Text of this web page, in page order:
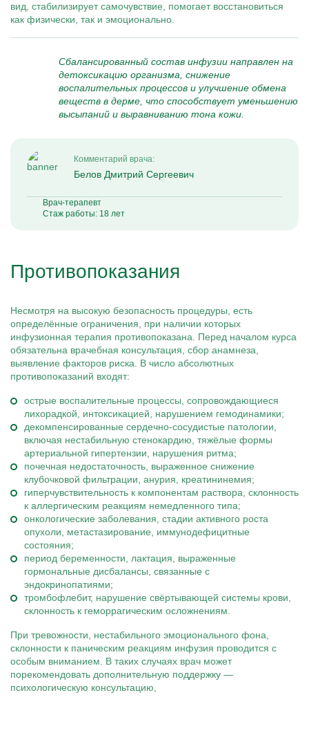
вид, стабилизирует самочувствие, помогает восстановиться
как физически, так и эмоционально.
Сбалансированный состав инфузии направлен на
детоксикацию организма, снижение
воспалительных процессов и улучшение обмена
веществ в дерме, что способствует уменьшению
высыпаний и выравниванию тона кожи.
Комментарий врача:
Белов Дмитрий Сергеевич
Врач-терапевт
Стаж работы: 18 лет
Противопоказания
Несмотря на высокую безопасность процедуры, есть
определённые ограничения, при наличии которых
инфузионная терапия противопоказана. Перед началом курса
обязательна врачебная консультация, сбор анамнеза,
выявление факторов риска. В число абсолютных
противопоказаний входят:
острые воспалительные процессы, сопровождающиеся
лихорадкой, интоксикацией, нарушением гемодинамики;
декомпенсированные сердечно-сосудистые патологии,
включая нестабильную стенокардию, тяжёлые формы
артериальной гипертензии, нарушения ритма;
почечная недостаточность, выраженное снижение
клубочковой фильтрации, анурия, креатининемия;
гиперчувствительность к компонентам раствора, склонность
к аллергическим реакциям немедленного типа;
онкологические заболевания, стадии активного роста
опухоли, метастазирование, иммунодефицитные
состояния;
период беременности, лактация, выраженные
гормональные дисбалансы, связанные с
эндокринопатиями;
тромбофлебит, нарушение свёртывающей системы крови,
склонность к геморрагическим осложнениям.
При тревожности, нестабильного эмоционального фона,
склонности к паническим реакциям инфузия проводится с
особым вниманием. В таких случаях врач может
порекомендовать дополнительную поддержку —
психологическую консультацию,